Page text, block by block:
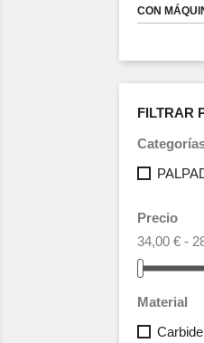
CON
FILTRAR
Precio
34,00 € -
Material
Carbide